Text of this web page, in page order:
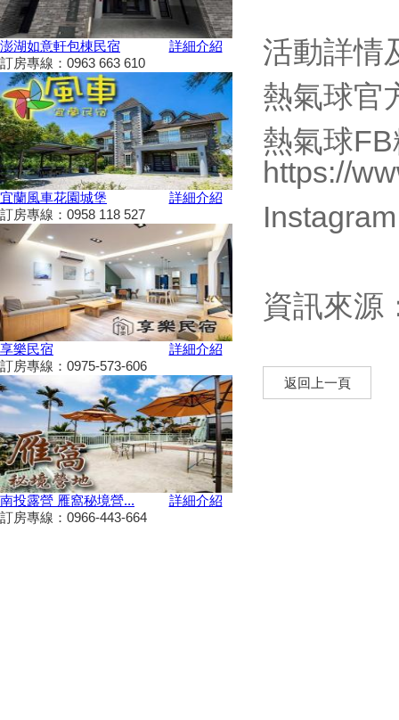
科教館《史前巨獸泰坦恐龍展》
將展出37公尺長巨大恐龍 即日
起預售、12/19震撼登場
2024全民運動會在屏東！10/26
開幕
2024新北耶誕城11／15正式開
城！魔法主題等你來發掘
苗栗私房景點推薦，懶人免裝備
享受百萬夜景
天涼就該泡湯！溫泉季開跑 雙
人入住北投老爺酒店下殺1.5折
彰化最新隱藏版景點，盡收大台
中落日美景！
新竹首屆「新竹啤酒派對」於
10/12、10/13舉辦！
2024金門國際海洋藝術季～
10/04~2/28為期5個月
嘉義熱門景點推薦！前10大排名
景點你去過了嗎？
2024台南關子嶺溫泉美食節開
始啦！9/21~10/20
韭菜花季，各地賞花地點一次
看！
台東！「振興震後獎勵旅遊個別
旅客住宿優惠案」補助平日住宿
每晚最高1000元至１１月底
澎湖如意軒包棟民宿
詳細介紹
訂房專線：0963 663 610
宜蘭風車花園城堡
詳細介紹
訂房專線：0958 118 527
享樂民宿
詳細介紹
訂房專線：0975-573-606
南投露營 雁窩秘境營...
詳細介紹
訂房專線：0966-443-664
活動詳情
熱氣球官
熱氣球
https://
資訊來源
返回上一頁